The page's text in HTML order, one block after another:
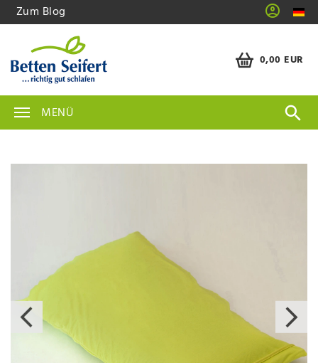
Zum Blog
0,00 EUR
MENÜ